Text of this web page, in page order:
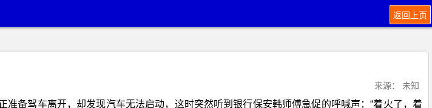
返回上页
来源： 未知
备驾车离开，却发现汽车无法启动，这时突然听到银行保安韩师傅急促的呼喊声：“着火了，着